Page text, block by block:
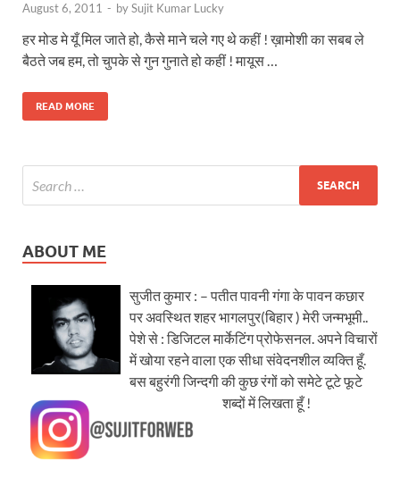
August 6, 2011 - bySujit Kumar Lucky
हर मोड मे यूँ मिल जाते हो, कैसे माने चले गए थे कहीं ! ख़ामोशी का सबब ले
बैठते जब हम, तो चुपके से गुन गुनाते हो कहीं ! मायूस …
READ MORE
ABOUT ME
सुजीत कुमार : – पतीत पावनी गंगा के पावन कछार
पर अवस्थित शहर भागलपुर(बिहार ) मेरी जन्मभूमी..
पेशे से : डिजिटल मार्केटिंग प्रोफेसनल. अपने विचारों
में खोया रहने वाला एक सीधा संवेदनशील व्यक्ति हूँ.
बस बहुरंगी जिन्दगी की कुछ रंगों को समेटे टूटे फूटे
शब्दों में लिखता हूँ !